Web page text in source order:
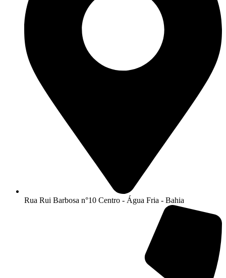
Rua Rui Barbosa n°10 Centro - Água Fria - Bahia